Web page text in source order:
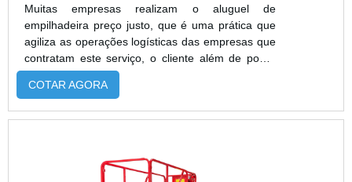
Muitas empresas realizam o aluguel de
empilhadeira preço justo, que é uma prática que
agiliza as operações logísticas das empresas que
contratam este serviço, o cliente além de poder
comprar ou alugar empilhadeiras e acessórios,
ele também pode encontrar serviços
equipamento;Assistência técnica do aparelho,
outros serviços. Recomendações para encontrar
uma empresa de locaçãoPara realizar o aluguel
COTAR AGORA